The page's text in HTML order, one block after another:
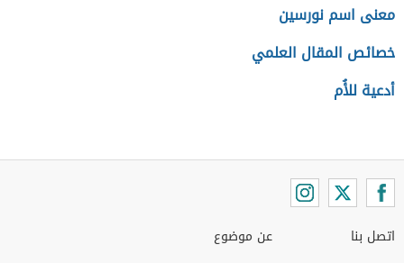
معنى اسم نورسين
خصائص المقال العلمي
أدعية للأُم
اتصل بنا
عن موضوع